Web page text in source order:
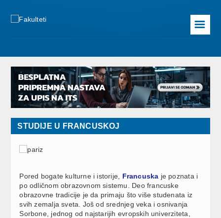
☰
STUDIJE U FRANCUSKOJ
Pored bogate kulturne i istorije, Francuska je poznata i
po odličnom obrazovnom sistemu. Deo francuske
obrazovne tradicije je da primaju što više studenata iz
svih zemalja sveta. Još od srednjeg veka i osnivanja
Sorbone, jednog od najstarijih evropskih univerziteta,